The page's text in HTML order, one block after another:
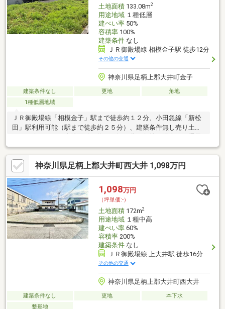
土地面積133.08m2
用途地域１種低層
建ぺい率50%
容積率100%
建築条件なし
ＪＲ御殿場線 相模金子駅 徒歩12分
その他の交通
神奈川県足柄上郡大井町金子
建築条件なし 更地
角地
1種低層地域
ＪＲ御殿場線「相模金子」駅まで徒歩約１２分、小田急線「新松
田」駅利用可能（駅まで徒歩約２５分）、建築条件無し売り土地
良好です。建築条件ございませんので、お好みのプランでマイホ
ームをご検討いただけます。西側道路に面してボックスカルバー
ト（地下車庫）あり、駐車場やバイク置場・物置にご利用いただ
けます。北側道路に面して新規駐車スペース設置可能です。周辺
環境もあわせてぜひ現地ご確認ください。お問い合わせをお待ち
しております。
神奈川県足柄上郡大井町西大井 1,098万円
1,098万円
（坪単価:-）
土地面積172m2
用途地域１種中高
建ぺい率60%
容積率200%
建築条件なし
ＪＲ御殿場線 上大井駅 徒歩16分
その他の交通
神奈川県足柄上郡大井町西大井
建築条件なし 更地
本下水
整形地